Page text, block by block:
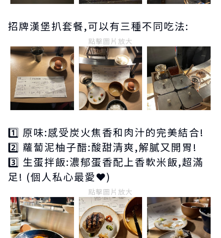
招牌漢堡扒套餐,可以有三種不同吃法:
點擊圖片放大
1️⃣ 原味:感受炭火焦香和肉汁的完美結合!
2️⃣ 蘿蔔泥柚子醋:酸甜清爽,解膩又開胃!
3️⃣ 生蛋拌飯:濃郁蛋香配上香軟米飯,超滿
足! (個人私心最愛❤️)
點擊圖片放大